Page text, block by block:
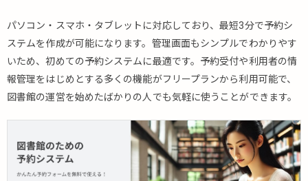
キャ
ンセ
ル待
ち機
空き
状況
一覧
パソコン・スマホ・タブレットに対応しており、最短3分で予約シ
ステムを作成が可能になります。管理画面もシンプルでわかりやす
いため、初めての予約システムに最適です。予約受付や利用者の情
報管理をはじめとする多くの機能がフリープランから利用可能で、
図書館の運営を始めたばかりの人でも気軽に使うことができます。